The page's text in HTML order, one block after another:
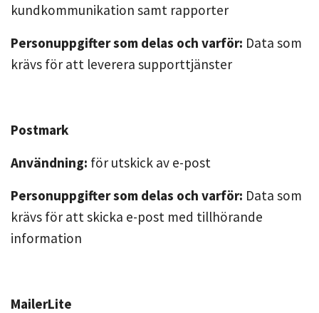
kundkommunikation samt rapporter
Personuppgifter som delas och varför: Data som
krävs för att leverera supporttjänster
Postmark
Användning: för utskick av e-post
Personuppgifter som delas och varför: Data som
krävs för att skicka e-post med tillhörande
information
MailerLite